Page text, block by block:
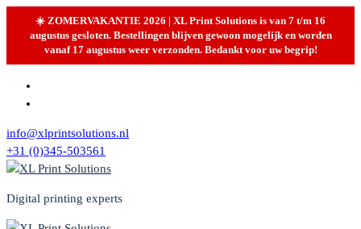
☀️ ZOMERVAKANTIE 2026 | XL Print Solutions is van 7 t/m 16
augustus gesloten. Bestellingen blijven gewoon mogelijk en worden
vanaf 17 augustus weer verzonden. Bedankt voor uw begrip!
Skip
info@xlprintsolutions.nl
+31 (0)345-503561
Digital printing experts